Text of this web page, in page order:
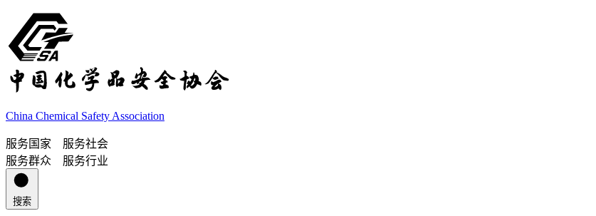
China Chemical Safety Association
服务国家 服务社会
服务群众 服务行业
搜索